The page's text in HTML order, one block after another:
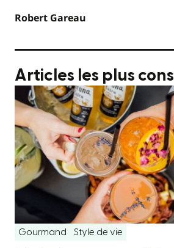
Robert Gareau
Articles les plus
Gourmand Style de vie